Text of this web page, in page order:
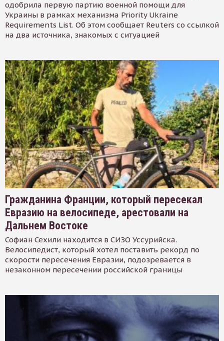
одобрила первую партию военной помощи для
Украины в рамках механизма Priority Ukraine
Requirements List. Об этом сообщает Reuters со ссылкой
на два источника, знакомых с ситуацией
Гражданина Франции, который пересекал
Евразию на велосипеде, арестовали на
Дальнем Востоке
Софиан Сехили находится в СИЗО Уссурийска.
Велосипедист, который хотел поставить рекорд по
скорости пересечения Евразии, подозревается в
незаконном пересечении российской границы